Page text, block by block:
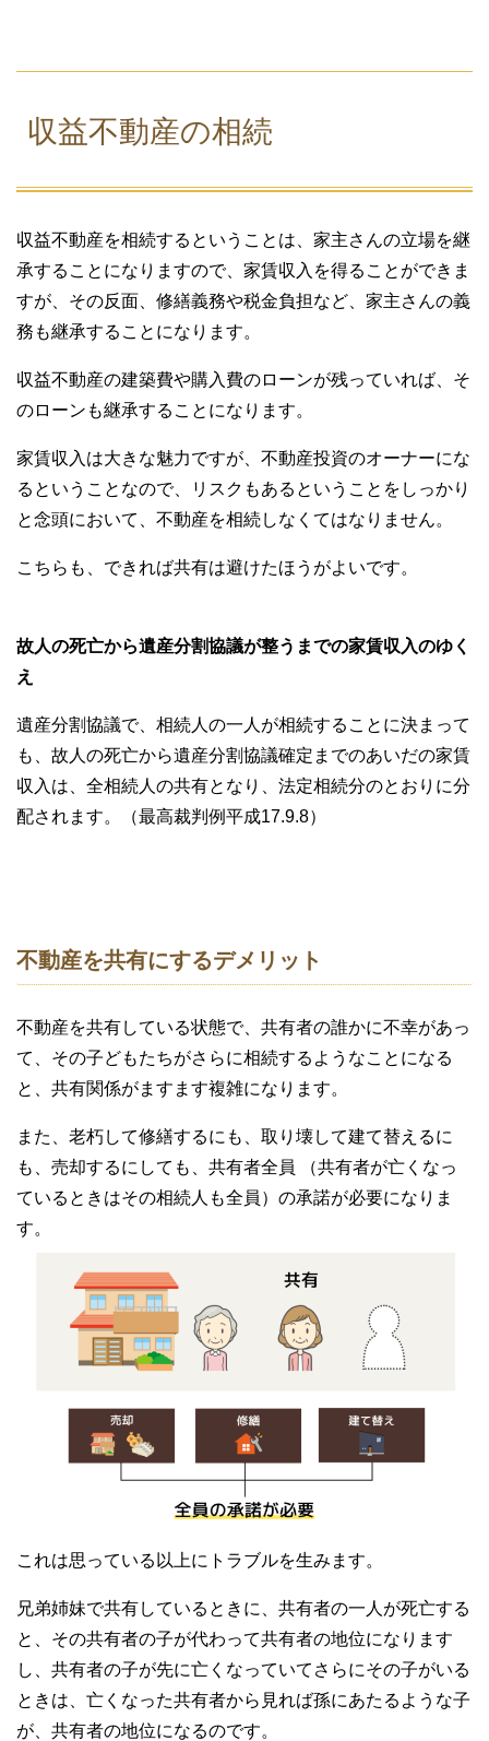
収益不動産の相続
収益不動産を相続するということは、家主さんの立場を継
承することになりますので、家賃収入を得ることができま
すが、その反面、修繕義務や税金負担など、家主さんの義
務も継承することになります。
収益不動産の建築費や購入費のローンが残っていれば、そ
のローンも継承することになります。
家賃収入は大きな魅力ですが、不動産投資のオーナーにな
るということなので、リスクもあるということをしっかり
と念頭において、不動産を相続しなくてはなりません。
こちらも、できれば共有は避けたほうがよいです。
故人の死亡から遺産分割協議が整うまでの家賃収入のゆく
え
遺産分割協議で、相続人の一人が相続することに決まって
も、故人の死亡から遺産分割協議確定までのあいだの家賃
収入は、全相続人の共有となり、法定相続分のとおりに分
配されます。（最高裁判例平成17.9.8）
不動産を共有にするデメリット
不動産を共有している状態で、共有者の誰かに不幸があっ
て、その子どもたちがさらに相続するようなことになる
と、共有関係がますます複雑になります。
また、老朽して修繕するにも、取り壊して建て替えるに
も、売却するにしても、共有者全員 （共有者が亡くなっ
ているときはその相続人も全員）の承諾が必要になりま
す。
これは思っている以上にトラブルを生みます。
兄弟姉妹で共有しているときに、共有者の一人が死亡する
と、その共有者の子が代わって共有者の地位になります
し、共有者の子が先に亡くなっていてさらにその子がいる
ときは、亡くなった共有者から見れば孫にあたるような子
が、共有者の地位になるのです。